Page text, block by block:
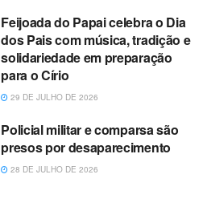
Feijoada do Papai celebra o Dia
dos Pais com música, tradição e
solidariedade em preparação
para o Círio
29 DE JULHO DE 2026
Policial militar e comparsa são
presos por desaparecimento
28 DE JULHO DE 2026